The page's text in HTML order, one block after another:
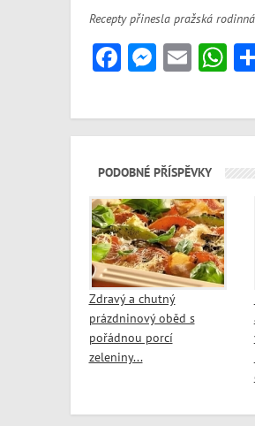
Recepty přinesla pražská
Facebook
Email
PODOBNÉ PŘÍSPĚVKY
Zdravý a chutný
prázdninový oběd s
pořádnou porcí
zeleniny...